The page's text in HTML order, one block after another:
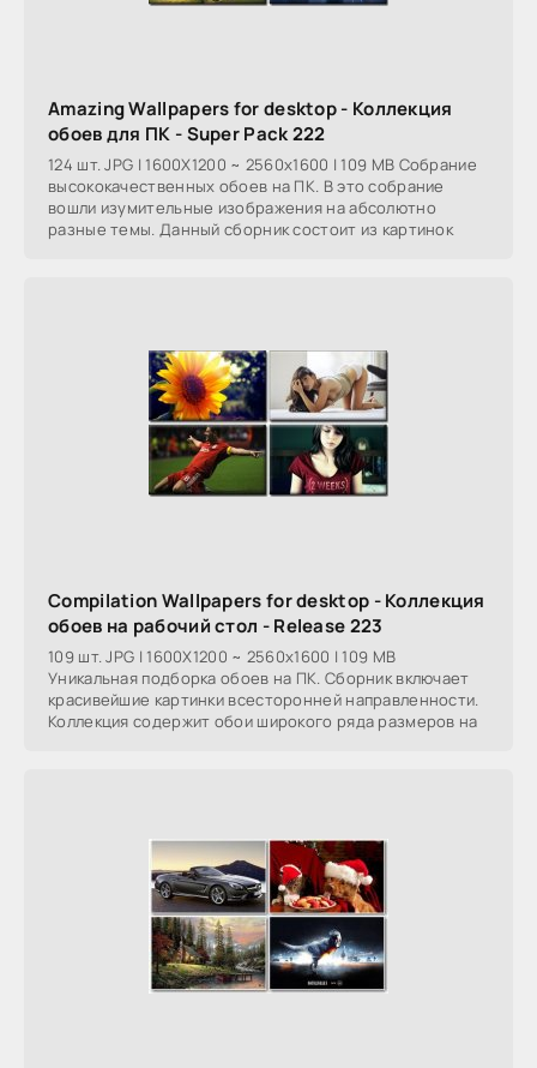
Amazing Wallpapers for desktop - Коллекция
обоев для ПК - Super Pack 222
124 шт. JPG | 1600X1200 ~ 2560x1600 | 109 MB Собрание
высококачественных обоев на ПК. В это собрание
вошли изумительные изображения на абсолютно
разные темы. Данный сборник состоит из картинок
Compilation Wallpapers for desktop - Коллекция
обоев на рабочий стол - Release 223
109 шт. JPG | 1600X1200 ~ 2560x1600 | 109 MB
Уникальная подборка обоев на ПК. Сборник включает
красивейшие картинки всесторонней направленности.
Коллекция содержит обои широкого ряда размеров на